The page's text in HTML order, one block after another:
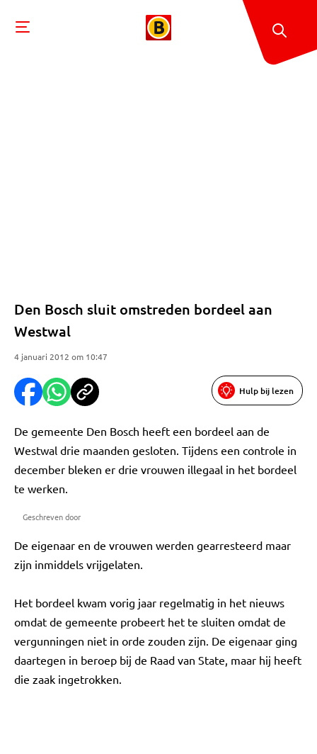
Den Bosch sluit omstreden bordeel aan
Westwal
4 januari 2012 om 10:47
Hulp bij lezen
De gemeente Den Bosch heeft een bordeel aan de
Westwal drie maanden gesloten. Tijdens een controle in
december bleken er drie vrouwen illegaal in het bordeel
te werken.
Geschreven door
De eigenaar en de vrouwen werden gearresteerd maar
zijn inmiddels vrijgelaten.
Het bordeel kwam vorig jaar regelmatig in het nieuws
omdat de gemeente probeert het te sluiten omdat de
vergunningen niet in orde zouden zijn. De eigenaar ging
daartegen in beroep bij de Raad van State, maar hij heeft
die zaak ingetrokken.